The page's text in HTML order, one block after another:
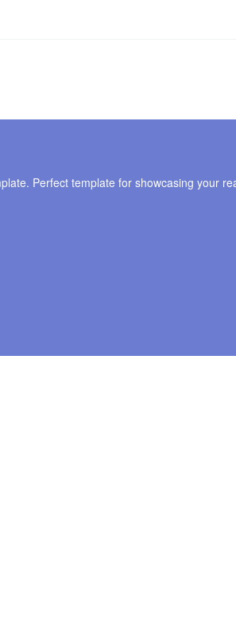
Perfect template for showcasing your